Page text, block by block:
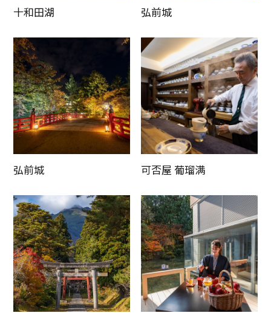
十和田湖 弘前城
弘前城 可否屋 葡瑠满